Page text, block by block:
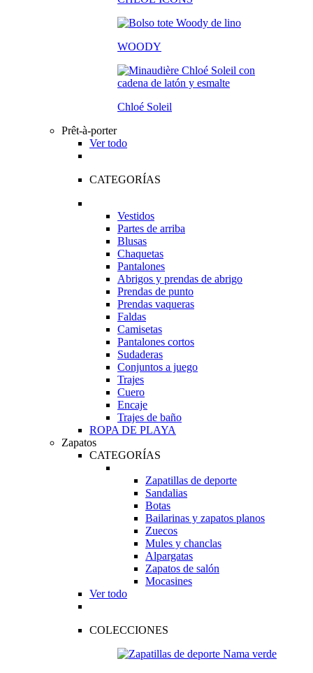
WOODY
Chloé Soleil
Prêt-à-porter
Ver todo
CATEGORÍAS
Vestidos
Partes de arriba
Blusas
Chaquetas
Pantalones
Abrigos y prendas de abrigo
Prendas de punto
Prendas vaqueras
Faldas
Camisetas
Pantalones cortos
Sudaderas
Conjuntos a juego
Trajes
Cuero
Encaje
Trajes de baño
ROPA DE PLAYA
Zapatos
CATEGORÍAS
Zapatillas de deporte
Sandalias
Botas
Bailarinas y zapatos planos
Zuecos
Mules y chanclas
Alpargatas
Zapatos de salón
Mocasines
Ver todo
COLECCIONES